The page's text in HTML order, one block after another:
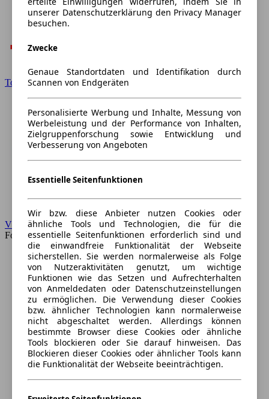
Toyota
VW
Forum
unserer Datenschutzerklärung den Privacy Manager
besuchen.
Zwecke
Genaue Standortdaten und Identifikation durch
Scannen von Endgeräten
Personalisierte Werbung und Inhalte, Messung von
Werbeleistung und der Performance von Inhalten,
Zielgruppenforschung sowie Entwicklung und
Verbesserung von Angeboten
Essentielle Seitenfunktionen
Wir bzw. diese Anbieter nutzen Cookies oder
ähnliche Tools und Technologien, die für die
essentielle Seitenfunktionen erforderlich sind und
die einwandfreie Funktionalität der Webseite
sicherstellen. Sie werden normalerweise als Folge
von Nutzeraktivitäten genutzt, um wichtige
Funktionen wie das Setzen und Aufrechterhalten
von Anmeldedaten oder Datenschutzeinstellungen
zu ermöglichen. Die Verwendung dieser Cookies
bzw. ähnlicher Technologien kann normalerweise
nicht abgeschaltet werden. Allerdings können
bestimmte Browser diese Cookies oder ähnliche
Tools blockieren oder Sie darauf hinweisen. Das
Blockieren dieser Cookies oder ähnlicher Tools kann
die Funktionalität der Webseite beeinträchtigen.